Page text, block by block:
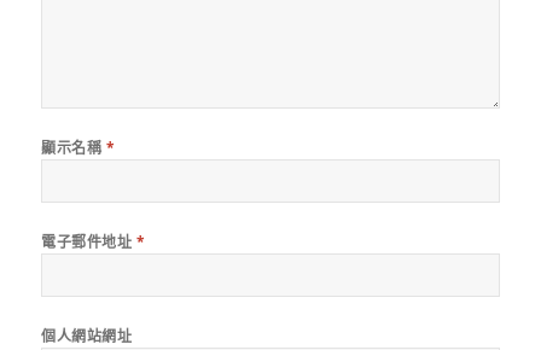
顯示名稱 *
電子郵件地址 *
個人網站網址